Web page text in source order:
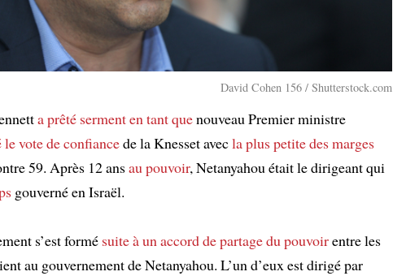
David Cohen 156 / Shutterstock.com
a prêté sermenten tant quenouveau Premier ministre
le vote de confiancede la Knesset avecla plus petite des marges
59. Après 12 ansau pouvoir, Netanyahou était le dirigeant qui
gouverné en Israël.
s’est formé suite àun accord de partage du pouvoirentre les
au gouvernement de Netanyahou. L’un d’eux est dirigé par